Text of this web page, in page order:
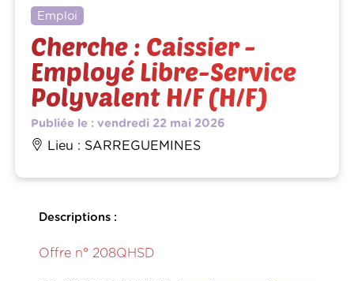
Emploi
Cherche : Caissier -
Employé Libre-Service
Polyvalent H/F (H/F)
Publiée le : vendredi 22 mai 2026
Lieu : SARREGUEMINES
Descriptions :
Offre n° 208QHSD